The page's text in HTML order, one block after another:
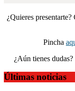
¿Quieres
Pincha
¿Aún tienes
Últimas noticias